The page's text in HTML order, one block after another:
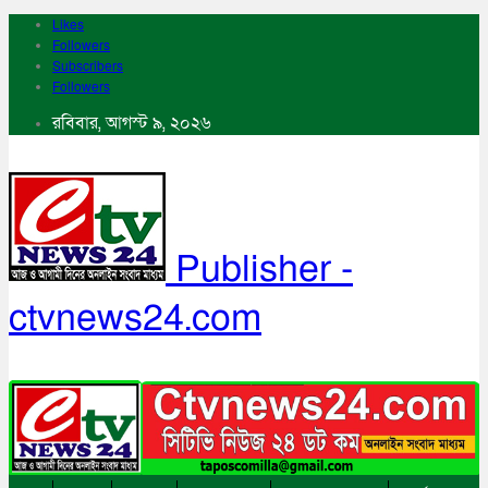
Likes
Followers
Subscribers
Followers
রবিবার, আগস্ট ৯, ২০২৬
Publisher -
ctvnews24.com